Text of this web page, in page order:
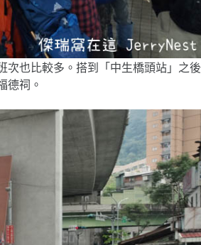
次也比較多。搭到「中生橋頭站」之後
德祠。